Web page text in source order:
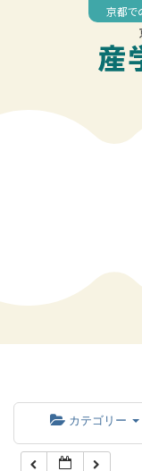
京都で
カテゴリー
04:00
07:00